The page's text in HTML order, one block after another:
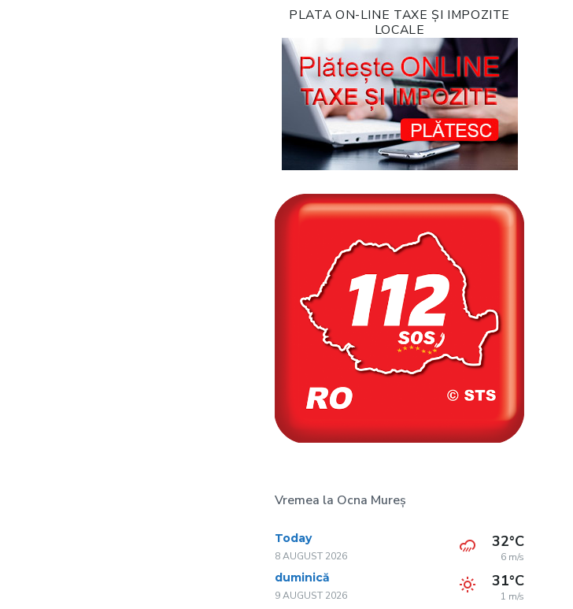
PLATA ON-LINE TAXE ȘI IMPOZITE
LOCALE
Vremea la Ocna Mureș
Today
8 AUGUST 2026
32°C
6 m/s
duminică
9 AUGUST 2026
31°C
1 m/s